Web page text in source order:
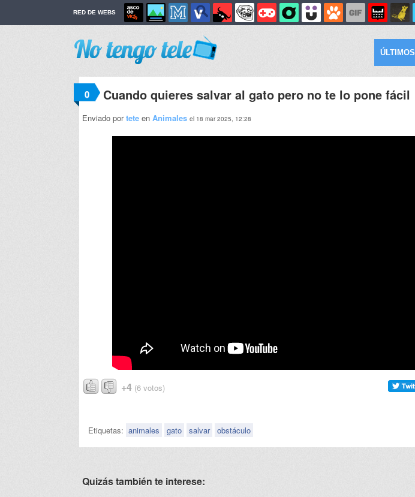
RED DE WEBS
ÚLTIMOS
0 Cuando quieres salvar al gato pero no te lo pone fácil
Enviado portete en Animales el 18 mar 2025, 12:28
+4 (6 votos)
Etiquetas: animales gato salvar obstáculo
Quizás también te interese: